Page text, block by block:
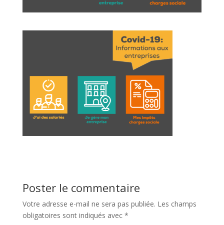
Poster le commentaire
Votre adresse e-mail ne sera pas publiée. Les champs
obligatoires sont indiqués avec *